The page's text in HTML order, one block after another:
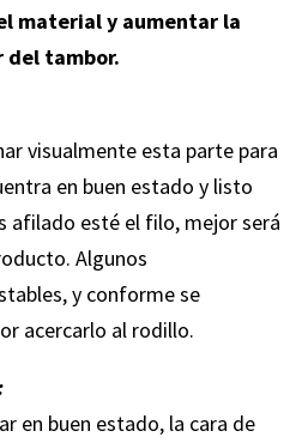
material y aumentar la
del tambor.
visualmente esta parte para
en buen estado y listo
afilado esté el filo, mejor será
Algunos
y conforme se
acercarlo al rodillo.
en buen estado, la cara de